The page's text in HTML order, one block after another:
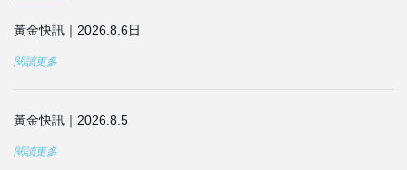
黃金快訊｜2026.8.6日
閱讀更多
黃金快訊｜2026.8.5
閱讀更多